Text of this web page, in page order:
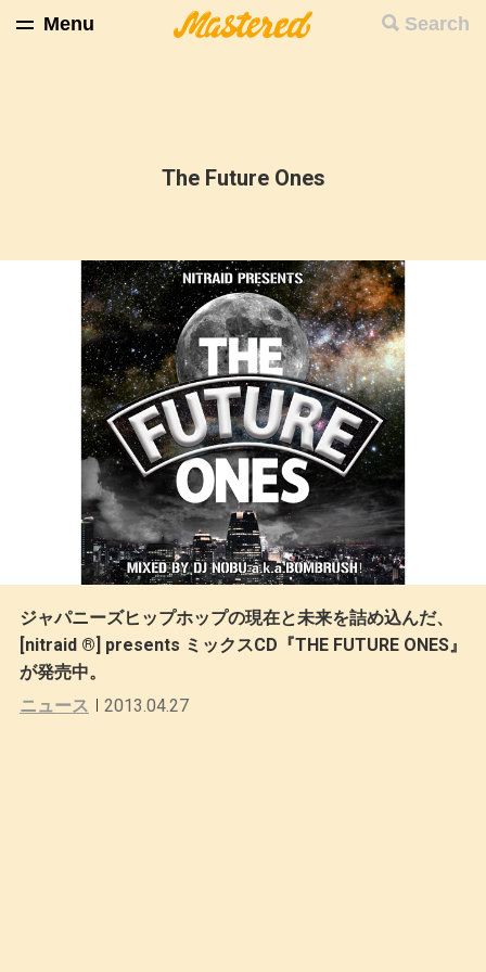
Search
Menu
The Future Ones
ジャパニーズヒップホップの現在と未来を詰め込んだ、
[nitraid ®] presents ミックスCD『THE FUTURE ONES』
が発売中。
ニュース
2013.04.27